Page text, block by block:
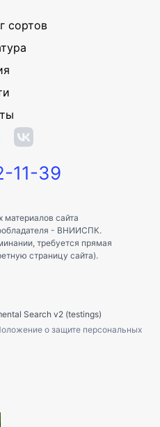
сортов
11-39
сайта
- ВНИИСПК.
требуется прямая
страницу сайта).
Search v2 (testings)
о защите персональных